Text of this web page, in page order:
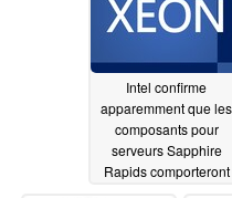
Intel confirme
apparemment que les
composants pour
serveurs Sapphire
Rapids comporteront